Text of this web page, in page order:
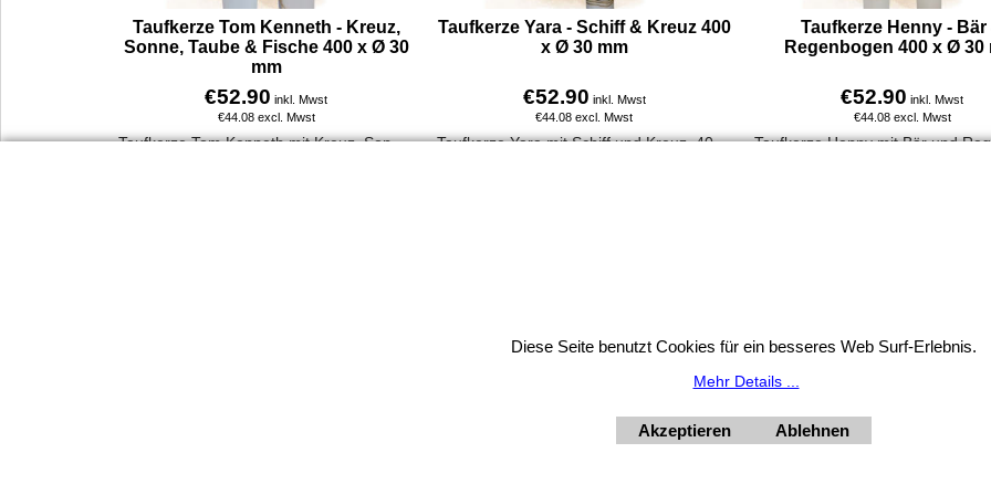
Taufkerze Tom Kenneth - Kreuz,
Sonne, Taube & Fische 400 x Ø 30
mm
€52.90 inkl. Mwst
€44.08 excl. Mwst
Taufkerze Tom Kenneth mit Kreuz, Sonne, Taube, Fische & Ranke. 400 x 30 mm, handverziert, aus 100 % Paraffin, personalisierbar mit Name & Taufdatum.
Taufkerze Yara - Schiff & Kreuz 400
x Ø 30 mm
€52.90 inkl. Mwst
€44.08 excl. Mwst
Taufkerze Yara mit Schiff und Kreuz. 400 x 30 mm, aus 100 % Paraffin, handverziert, personalisierbar mit Name & Taufdatum, direkt online bestellbar.
Taufkerze Henny - Bär
Regenbogen 400 x Ø 30
€52.90 inkl. Mwst
€44.08 excl. Mwst
Dienstag - Freitag 10 - 18 Uhr, Samstag 9 - 12 Uhr. Montag
Diese Seite benutzt Cookies für ein besseres Web Surf-Erlebnis.
Mehr Details ...
Akzeptieren Ablehnen